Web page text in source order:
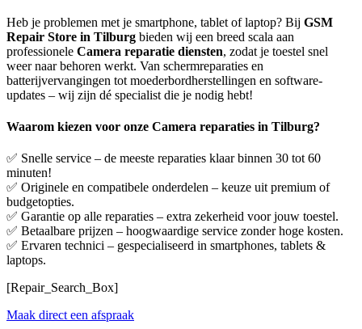
Heb je problemen met je smartphone, tablet of laptop? Bij GSM
Repair Store in Tilburg bieden wij een breed scala aan
professionele Camera reparatie diensten, zodat je toestel snel
weer naar behoren werkt. Van schermreparaties en
batterijvervangingen tot moederbordherstellingen en software-
updates – wij zijn dé specialist die je nodig hebt!
Waarom kiezen voor onze Camera reparaties in Tilburg?
✅ Snelle service – de meeste reparaties klaar binnen 30 tot 60
minuten!
✅ Originele en compatibele onderdelen – keuze uit premium of
budgetopties.
✅ Garantie op alle reparaties – extra zekerheid voor jouw toestel.
✅ Betaalbare prijzen – hoogwaardige service zonder hoge kosten.
✅ Ervaren technici – gespecialiseerd in smartphones, tablets &
laptops.
[Repair_Search_Box]
Maak direct een afspraak